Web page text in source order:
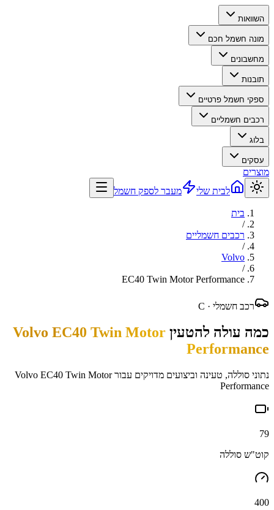
השוואות
מונה חשמל חכם
מחשבונים
תובנות
ספקי חשמל פרטיים
רכבים חשמליים
בלוג
עסקים
מוצרים
לבית שלי
מעבר לספק חשמל
בית
/
רכבים חשמליים
/
Volvo
/
EC40 Twin Motor Performance
רכב חשמלי · C
כמה עולה להטעין Volvo EC40 Twin Motor
Performance
נתוני סוללה, טעינה וביצועים מדויקים עבורVolvo EC40 Twin Motor
Performance
79
קוט"ש סוללה
400